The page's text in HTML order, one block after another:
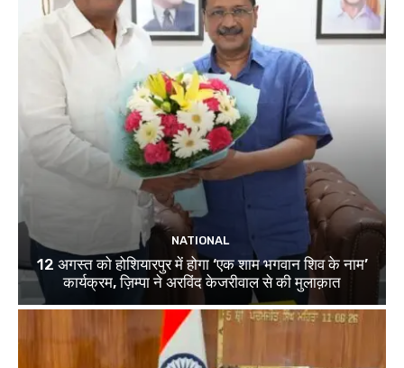
NATIONAL
12 अगस्त को होशियारपुर में होगा ‘एक शाम भगवान शिव के नाम’
कार्यक्रम, ज़िम्पा ने अरविंद केजरीवाल से की मुलाक़ात